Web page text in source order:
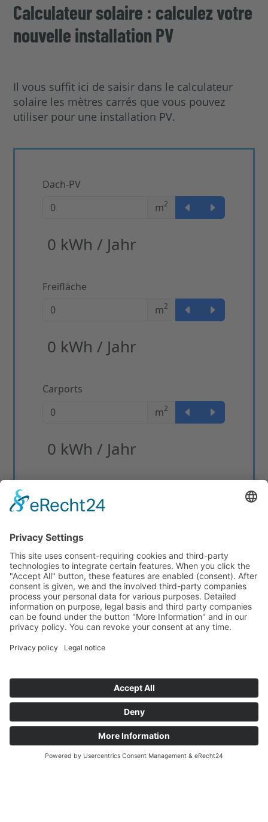
Calculateur solaire : calculez votre
nouvelle installation PV
Il vous suffit ici de saisir dans le calculateur
solaire les mètres carrés que vous pouvez
utiliser pour une installation PV.
Français